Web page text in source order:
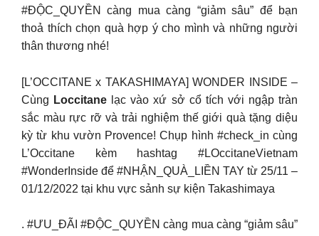
#ĐỘC_QUYỀN càng mua càng “giảm sâu” để bạn
thoả thích chọn quà hợp ý cho mình và những người
thân thương nhé!
[L’OCCITANE x TAKASHIMAYA] WONDER INSIDE –
Cùng Loccitane lạc vào xứ sở cổ tích với ngập tràn
sắc màu rực rỡ và trải nghiệm thế giới quà tặng diệu
kỳ từ khu vườn Provence! Chụp hình #check_in cùng
L’Occitane kèm hashtag #LOccitaneVietnam
#WonderInside để #NHẬN_QUÀ_LIỀN TAY từ 25/11 –
01/12/2022 tại khu vực sảnh sự kiện Takashimaya
. #ƯU_ĐÃI #ĐỘC_QUYỀN càng mua càng “giảm sâu”